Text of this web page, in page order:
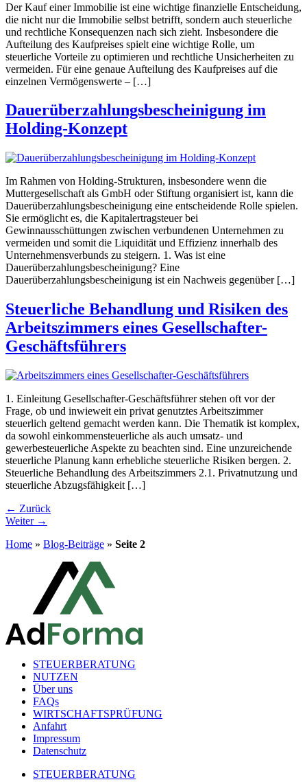
Der Kauf einer Immobilie ist eine wichtige finanzielle Entscheidung,
die nicht nur die Immobilie selbst betrifft, sondern auch steuerliche
und rechtliche Konsequenzen nach sich zieht. Insbesondere die
Aufteilung des Kaufpreises spielt eine wichtige Rolle, um
steuerliche Vorteile zu optimieren und rechtliche Unsicherheiten zu
vermeiden. Für eine genaue Aufteilung des Kaufpreises auf die
einzelnen Vermögenswerte – […]
Dauerüberzahlungsbescheinigung im
Holding-Konzept
​Im Rahmen von Holding-Strukturen, insbesondere wenn die
Muttergesellschaft als GmbH oder Stiftung organisiert ist, kann die
Dauerüberzahlungsbescheinigung eine entscheidende Rolle spielen.
Sie ermöglicht es, die Kapitalertragsteuer bei
Gewinnausschüttungen zwischen verbundenen Unternehmen zu
vermeiden und somit die Liquidität und Effizienz innerhalb des
Unternehmensverbunds zu steigern.​ 1. Was ist eine
Dauerüberzahlungsbescheinigung? Eine
Dauerüberzahlungsbescheinigung ist ein Nachweis gegenüber […]
Steuerliche Behandlung und Risiken des
Arbeitszimmers eines Gesellschafter-
Geschäftsführers
1. Einleitung Gesellschafter-Geschäftsführer stehen oft vor der
Frage, ob und inwieweit ein privat genutztes Arbeitszimmer
steuerlich geltend gemacht werden kann. Die Thematik ist komplex,
da sowohl einkommensteuerliche als auch umsatz- und
gewerbesteuerliche Aspekte zu beachten sind. Eine unzureichende
steuerliche Planung kann erhebliche steuerliche Risiken bergen. 2.
Steuerliche Behandlung des Arbeitszimmers 2.1. Privatnutzung und
steuerliche Abzugsfähigkeit […]
← Zurück
Weiter →
Home » Blog-Beiträge » Seite 2
STEUERBERATUNG
NUTZEN
Über uns
FAQs
WIRTSCHAFTSPRÜFUNG
Anfahrt
Impressum
Datenschutz
STEUERBERATUNG